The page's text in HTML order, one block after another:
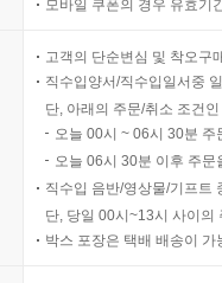
모바일 쿠폰의 경우 유효기
고객의 단순변심 및 착오구
직수입양서/직수입일서중
단, 아래의 주문/취소 조건
오늘 00시 ~ 06시 30분
오늘 06시 30분 이후 주
직수입 음반/영상물/기프트
단, 당일 00시~13시 사이의
박스 포장은 택배 배송이